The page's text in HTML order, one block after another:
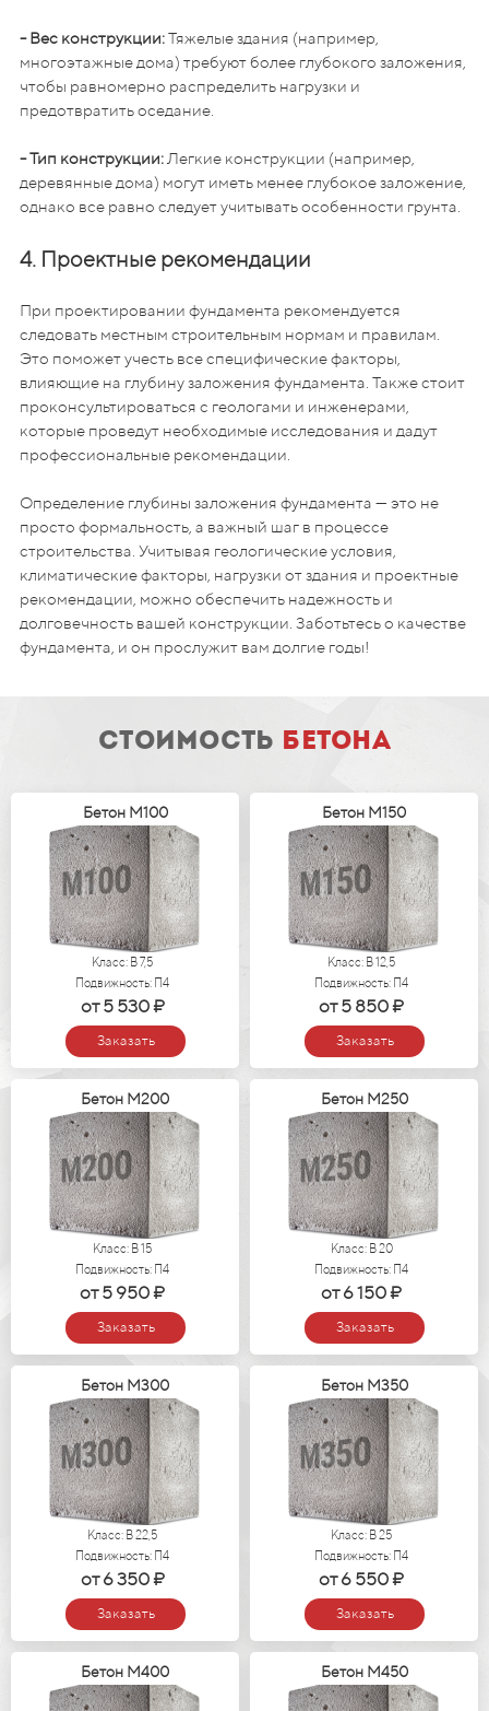
- Вес конструкции:Тяжелые здания (например,
многоэтажные дома) требуют более глубокого заложения,
чтобы равномерно распределить нагрузки и
предотвратить оседание.
- Тип конструкции: Легкие конструкции (например,
деревянные дома) могут иметь менее глубокое заложение,
однако все равно следует учитывать особенности грунта.
4. Проектные рекомендации
При проектировании фундамента рекомендуется
следовать местным строительным нормам и правилам.
Это поможет учесть все специфические факторы,
влияющие на глубину заложения фундамента. Также стоит
проконсультироваться с геологами и инженерами,
которые проведут необходимые исследования и дадут
профессиональные рекомендации.
Определение глубины заложения фундамента — это не
просто формальность, а важный шаг в процессе
строительства. Учитывая геологические условия,
климатические факторы, нагрузки от здания и проектные
рекомендации, можно обеспечить надежность и
долговечность вашей конструкции. Заботьтесь о качестве
фундамента, и он прослужит вам долгие годы!
стоимость бетона
Бетон М100
Класс: В 7,5
Подвижность: П4
от 5 530 ₽
Заказать
Бетон М150
Класс: В 12,5
Подвижность: П4
от 5 850 ₽
Заказать
Бетон М200
Класс: В 15
Подвижность: П4
от 5 950 ₽
Заказать
Бетон М250
Класс: В 20
Подвижность: П4
от 6 150 ₽
Заказать
Бетон М300
Класс: В 22,5
Подвижность: П4
от 6 350 ₽
Заказать
Бетон М350
Класс: В 25
Подвижность: П4
от 6 550 ₽
Заказать
Бетон М400 Бетон М450